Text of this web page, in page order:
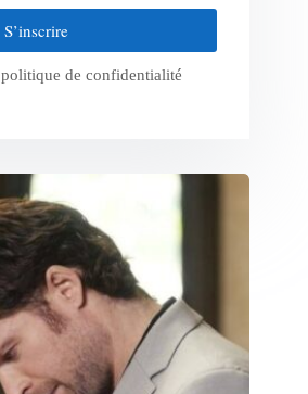
S’inscrire
politique de confidentialité